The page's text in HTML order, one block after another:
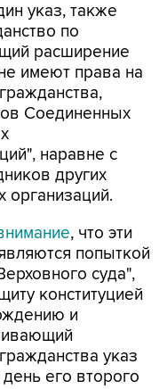
указ, также
по
расширение
имеют права на
Соединенных
наравне с
других
организаций.
, что эти
попыткой
суда",
конституцией
и
указ
его второго